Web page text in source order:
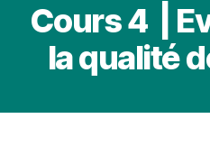
Cours 4 |
la qualité